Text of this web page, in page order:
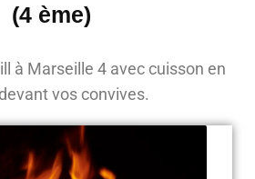
(4 ème)
à Marseille 4 avec cuisson en
vos convives.